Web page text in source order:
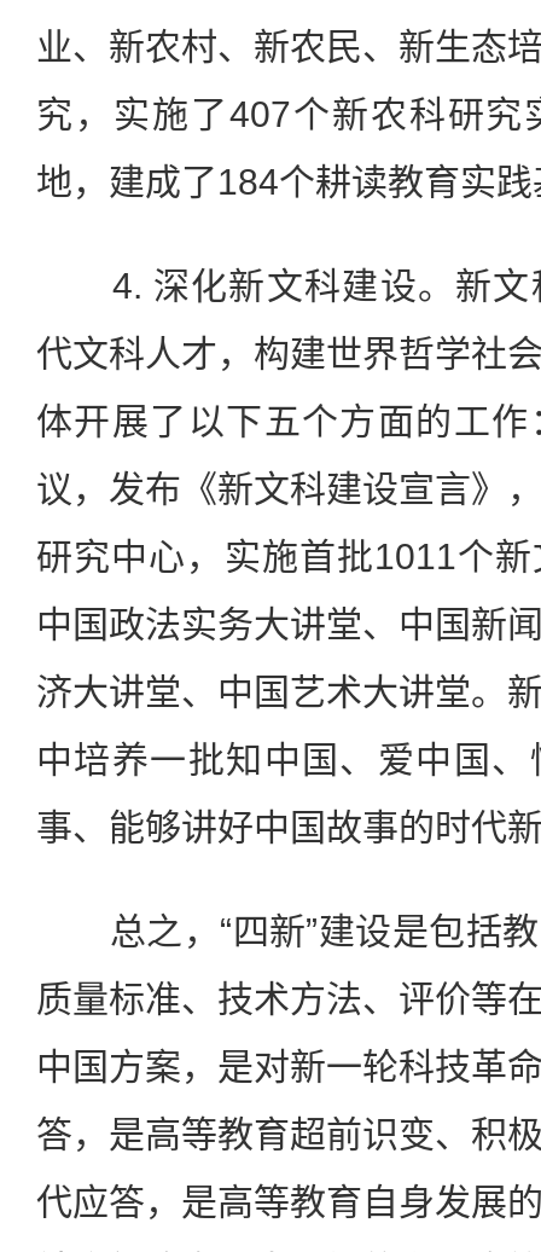
业、新农村、新农民、新生态
究，实施了407个新农科研究
地，建成了184个耕读教育实
4. 深化新文科建设。新文
代文科人才，构建世界哲学社
体开展了以下五个方面的工
议，发布《新文科建设宣言》
研究中心，实施首批1011个
中国政法实务大讲堂、中国新
济大讲堂、中国艺术大讲堂。
中培养一批知中国、爱中国
事、能够讲好中国故事的时代
总之，“四新”建设是包括教
质量标准、技术方法、评价等
中国方案，是对新一轮科技革
答，是高等教育超前识变、积
代应答，是高等教育自身发展